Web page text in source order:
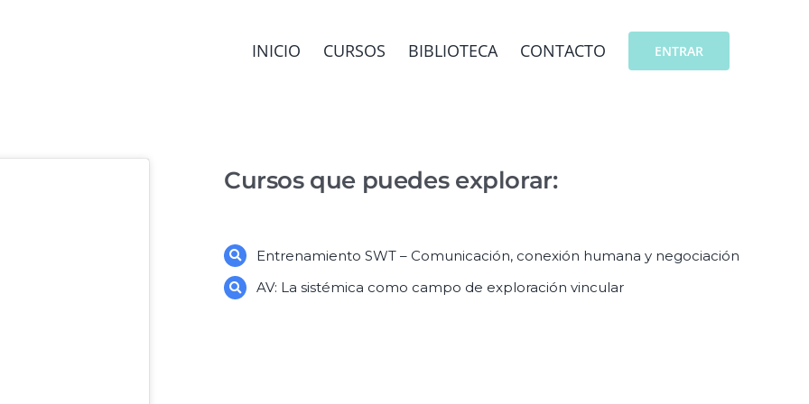
INICIO CURSOS BIBLIOTECA CONTACTO ENTRAR
Cursos que puedes explorar:
Entrenamiento SWT – Comunicación, conexión humana y negociación
AV: La sistémica como campo de exploración vincular